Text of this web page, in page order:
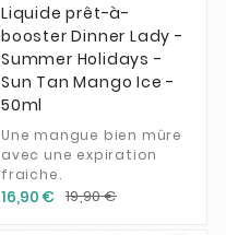
Liquide prêt-à-
booster Dinner Lady -
Summer Holidays -
Sun Tan Mango Ice -
50ml
Une mangue bien mûre
avec une expiration
fraiche.
16,90 € 19,90 €